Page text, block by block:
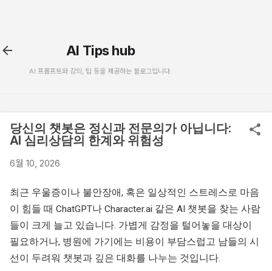
AI Tips hub
AI 프롬프트와 강의, 팁 등을 제공하는 블로그입니다.
당신의 챗봇은 정신과 전문의가 아닙니다:
AI 심리상담의 한계와 위험성
6월 10, 2026
최근 우울증이나 불안장애, 혹은 일상적인 스트레스로 마음
이 힘들 때 ChatGPT나 Character.ai 같은 AI 챗봇을 찾는 사람
들이 크게 늘고 있습니다. 가볍게 감정을 털어놓을 대상이
필요하거나, 병원에 가기에는 비용이 부담스럽고 남들의 시
선이 두려워 챗봇과 깊은 대화를 나누는 것입니다.